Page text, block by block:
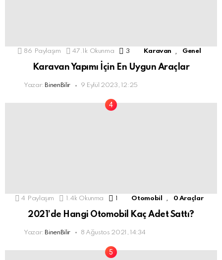
86 Paylaşım 47.1k Okunma 3 Comments
Karavan Genel
Karavan Yapımı İçin En Uygun Araçlar
Yazar: BinenBilir 9 Eylül 2023, 12:25
4 Paylaşım 1.4k Okunma 1 YorumOtomobil , 0 Araçlar
2021’de Hangi Otomobil Kaç Adet Sattı?
Yazar: BinenBilir 8 Ağustos 2021, 14:34